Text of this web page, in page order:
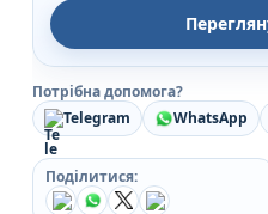
Потрібна допомога?
Telegram
WhatsApp
Поділитися: